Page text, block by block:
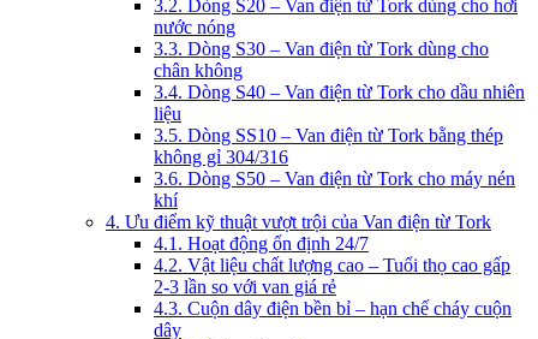
3.2. Dòng S20 – Van điện từ Tork dùng cho hơi
nước nóng
3.3. Dòng S30 – Van điện từ Tork dùng cho
chân không
3.4. Dòng S40 – Van điện từ Tork cho dầu nhiên
liệu
3.5. Dòng SS10 – Van điện từ Tork bằng thép
không gỉ 304/316
3.6. Dòng S50 – Van điện từ Tork cho máy nén
khí
4. Ưu điểm kỹ thuật vượt trội của Van điện từ Tork
4.1. Hoạt động ổn định 24/7
4.2. Vật liệu chất lượng cao – Tuổi thọ cao gấp
2-3 lần so với van giá rẻ
4.3. Cuộn dây điện bền bỉ – hạn chế cháy cuộn
dây